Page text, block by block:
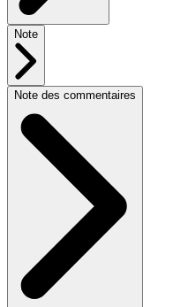
Note
Note des commentaires